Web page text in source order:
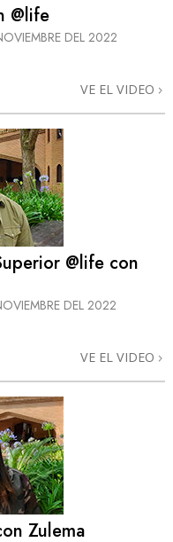
@life
DEL 2022
VE EL VIDEO
@life con
DEL 2022
VE EL VIDEO
Zulema